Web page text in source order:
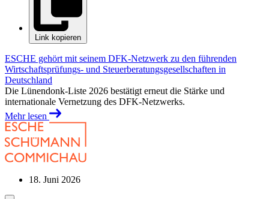
Link kopieren
ESCHE gehört mit seinem DFK-Netzwerk zu den führenden
Wirtschaftsprüfungs- und Steuerberatungsgesellschaften in
Deutschland
Die Lünendonk-Liste 2026 bestätigt erneut die Stärke und
internationale Vernetzung des DFK-Netzwerks.
Mehr lesen
18. Juni 2026